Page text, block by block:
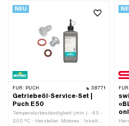
NEU
FÜR: PUCH 38771
Getriebeöl-Service-Set |
Puch E50
Temperaturbeständigkeit (min.): -45 -
200 °C · Hersteller: Motorex · Inhalt:
FÜR: